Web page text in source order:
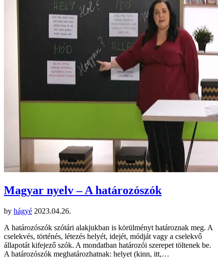
Magyar nyelv – A határozószók
by hágyé 2023.04.26.
A határozószók szótári alakjukban is körülményt határoznak meg. A
cselekvés, történés, létezés helyét, idejét, módját vagy a cselekvő
állapotát kifejező szók. A mondatban határozói szerepet töltenek be.
A határozószók meghatározhatnak: helyet (kinn, itt,…